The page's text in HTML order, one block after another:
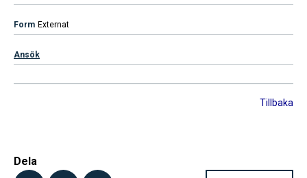
Externat
Ansök
Tillbaka
Dela